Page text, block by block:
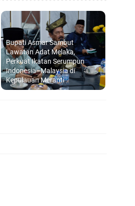
Bupati Asmar Sambut
Lawatan Adat Melaka,
Perkuat Ikatan Serumpun
Indonesia–Malaysia di
Kepulauan Meranti